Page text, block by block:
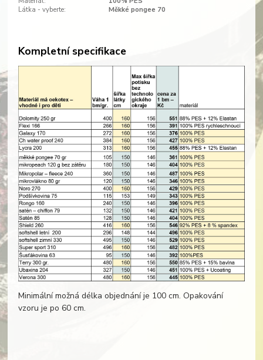
Látka - vyberte:
Měkké pongee 70
Kompletní specifikace
Minimální možná délka objednání je 100 cm. Opakování
vzoru je po 60 cm.